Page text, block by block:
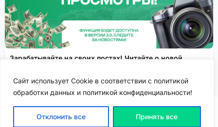
Сайт использует Cookie в соответствии с политикой
обработки данных и политикой конфиденциальности!
Отклонить все Принять все
Зарабатывайте на своих постах! Читайте о новой
ВХОД | РЕГИСТРАЦИЯ